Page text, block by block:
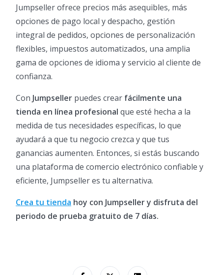
Jumpseller ofrece precios más asequibles, más
opciones de pago local y despacho, gestión
integral de pedidos, opciones de personalización
flexibles, impuestos automatizados, una amplia
gama de opciones de idioma y servicio al cliente de
confianza.
Con Jumpseller puedes crear fácilmente una
tienda en línea profesional que esté hecha a la
medida de tus necesidades específicas, lo que
ayudará a que tu negocio crezca y que tus
ganancias aumenten. Entonces, si estás buscando
una plataforma de comercio electrónico confiable y
eficiente, Jumpseller es tu alternativa.
Crea tu tienda hoy con Jumpseller y disfruta del
periodo de prueba gratuito de 7 días.